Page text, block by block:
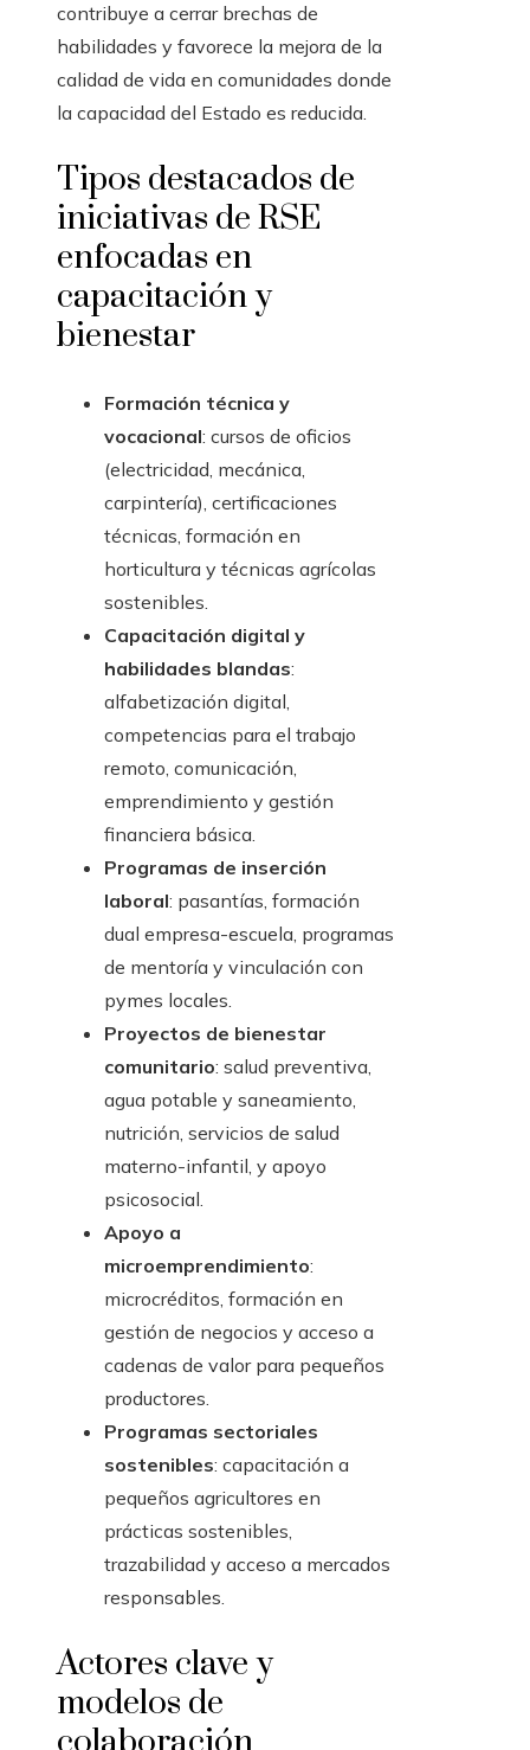
contribuye a cerrar brechas de
habilidades y favorece la mejora de la
calidad de vida en comunidades donde
la capacidad del Estado es reducida.
Tipos destacados de
iniciativas de RSE
enfocadas en
capacitación y
bienestar
Formación técnica y
vocacional: cursos de oficios
(electricidad, mecánica,
carpintería), certificaciones
técnicas, formación en
horticultura y técnicas agrícolas
sostenibles.
Capacitación digital y
habilidades blandas:
alfabetización digital,
competencias para el trabajo
remoto, comunicación,
emprendimiento y gestión
financiera básica.
Programas de inserción
laboral: pasantías, formación
dual empresa-escuela, programas
de mentoría y vinculación con
pymes locales.
Proyectos de bienestar
comunitario: salud preventiva,
agua potable y saneamiento,
nutrición, servicios de salud
materno-infantil, y apoyo
psicosocial.
Apoyo a
microemprendimiento:
microcréditos, formación en
gestión de negocios y acceso a
cadenas de valor para pequeños
productores.
Programas sectoriales
sostenibles: capacitación a
pequeños agricultores en
prácticas sostenibles,
trazabilidad y acceso a mercados
responsables.
Actores clave y
modelos de